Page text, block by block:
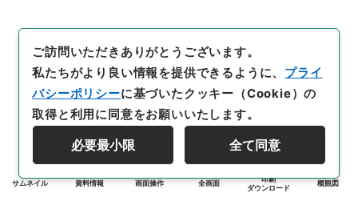
サムネイル 資料情報 画面操作 全画面
印刷
ダウンロード
概観図
ご訪問いただきありがとうございます。
私たちがより良い情報を提供できるように、 プライ
バシーポリシーに基づいたクッキー（Cookie）の
取得と利用に同意をお願いいたします。
必要最小限 全て同意